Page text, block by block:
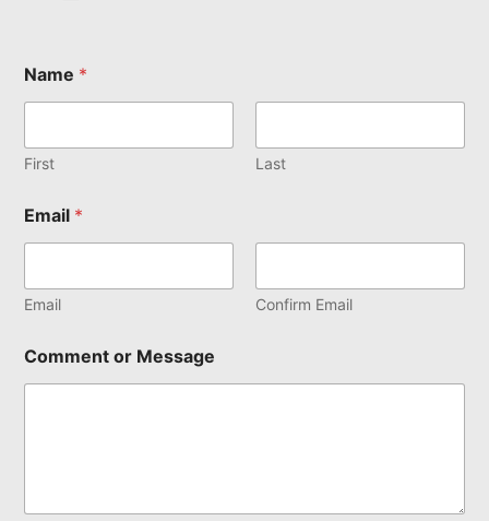
Name *
First Last
Email *
Email Confirm Email
Comment or Message